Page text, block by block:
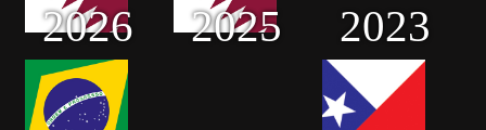
2026 2025 2023